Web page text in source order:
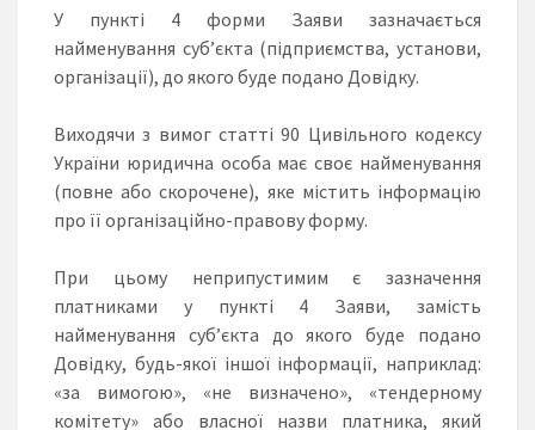
У пункті 4 форми Заяви зазначається
найменування суб’єкта (підприємства, установи,
організації), до якого буде подано Довідку.
Виходячи з вимог статті 90 Цивільного кодексу
України юридична особа має своє найменування
(повне або скорочене), яке містить інформацію
про її організаційно-правову форму.
При цьому неприпустимим є зазначення
платниками у пункті 4 Заяви, замість
найменування суб’єкта до якого буде подано
Довідку, будь-якої іншої інформації, наприклад:
«за вимогою», «не визначено», «тендерному
комітету» або власної назви платника, який